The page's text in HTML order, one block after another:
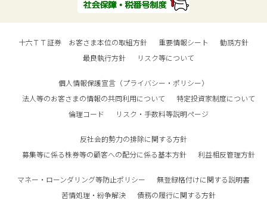
十六ＴＴ証券 お客さま本位の取組方針 重要情報シート
勧誘方針
最良執行方針
リスク等について
個人情報保護宣言（プライバシー・ポリシー）
法人等のお客さまの情報の共同利用について
特定投資家制度について
倫理コード
リスク・手数料等説明ページ
反社会的勢力の排除に関する方針
募集等に係る株券等の顧客への配分に係る基本方針
利益相反管理方針
マネー・ローンダリング等防止ポリシー
無登録格付けに関する説明書
苦情処理・紛争解決
債務の履行に関する方針